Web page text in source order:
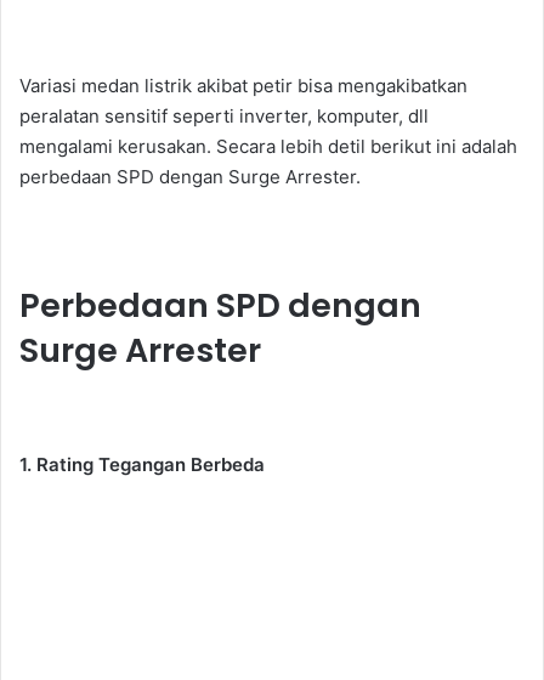
Variasi medan listrik akibat petir bisa mengakibatkan
peralatan sensitif seperti inverter, komputer, dll
mengalami kerusakan. Secara lebih detil berikut ini adalah
perbedaan SPD dengan Surge Arrester.
Perbedaan SPD dengan
Surge Arrester
1. Rating Tegangan Berbeda